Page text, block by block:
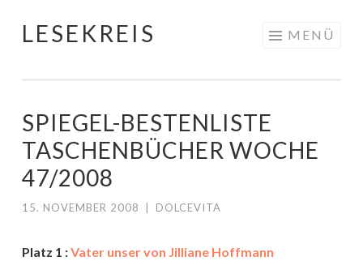
Springe
LESEKREIS MENÜ
SPIEGEL-BESTENLISTE
TASCHENBÜCHER WOCHE
47/2008
15. NOVEMBER 2008 DOLCEVITA
Platz 1 :Vater unser von Jilliane Hoffmann